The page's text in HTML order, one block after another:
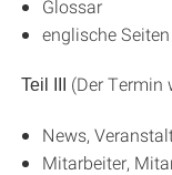
Glossar
englische Seiten
Teil III (Der Termin
News,
Mitarbeiter,